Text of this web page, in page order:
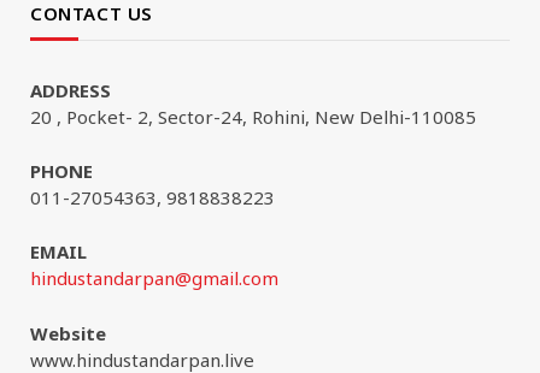
CONTACT US
ADDRESS
20 , Pocket- 2, Sector-24, Rohini, New Delhi-110085
PHONE
011-27054363, 9818838223
EMAIL
hindustandarpan@gmail.com
Website
www.hindustandarpan.live